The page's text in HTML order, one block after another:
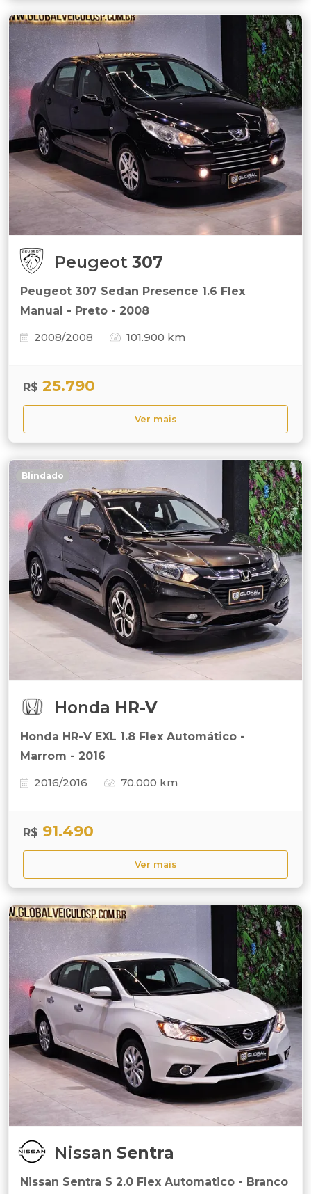
Peugeot 307
Peugeot 307 Sedan Presence 1.6 Flex
Manual - Preto - 2008
2008/2008
101.900 km
R$ 25.790
Ver mais
Blindado
Honda HR-V
Honda HR-V EXL 1.8 Flex Automático -
Marrom - 2016
2016/2016
70.000 km
R$ 91.490
Ver mais
Nissan Sentra
Nissan Sentra S 2.0 Flex Automatico - Branco